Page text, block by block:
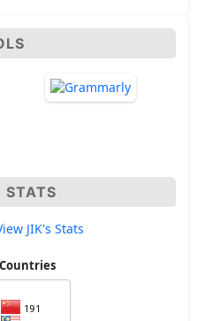
STATS
JIK's Stats